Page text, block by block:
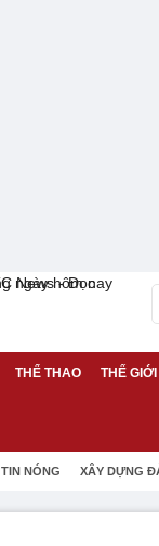
THỂ THAO THẾ GIỚI
TIN NÓNG XÂY DỰNG